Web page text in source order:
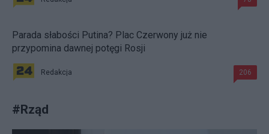
Parada słabości Putina? Plac Czerwony już nie
przypomina dawnej potęgi Rosji
Redakcja 206
#Rząd